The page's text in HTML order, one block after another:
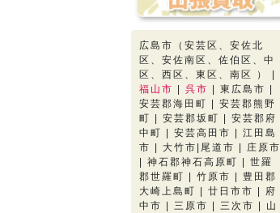
広島市（安芸区、安佐北
区、安佐南区、佐伯区、中
区、西区、東区、南区 ） |
福山市
呉市
| 東広島市 |
安芸郡海田町 | 安芸郡熊野
町 | 安芸郡坂町 | 安芸郡府
中町 | 安芸高田市 | 江田島
市 | 大竹市|尾道市 | 庄原市
| 神石郡神石高原町 | 世羅
郡世羅町 | 竹原市 | 豊田郡
大崎上島町 | 廿日市市 | 府
中市 | 三原市 | 三次市 | 山